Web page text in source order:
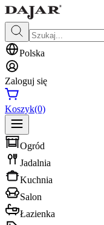
Polska
Zaloguj się
Koszyk(0)
Ogród
Jadalnia
Kuchnia
Salon
Łazienka